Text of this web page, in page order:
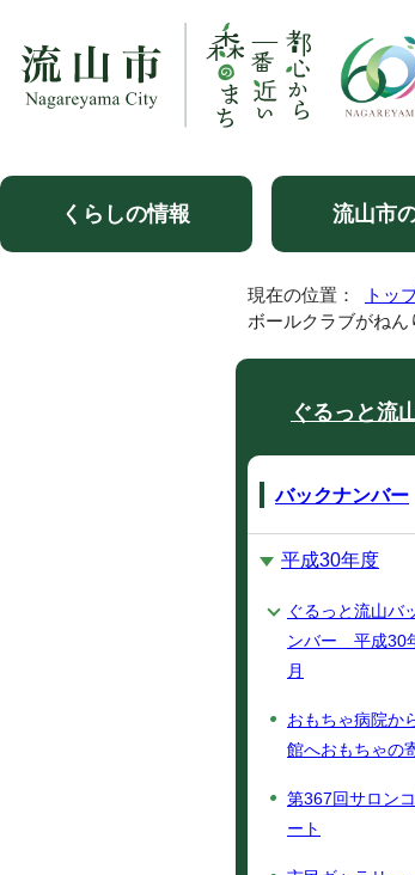
くらしの情報 流山市
現在の位置： トッ
ボールクラブがね
ぐるっと流
バックナンバー
平成30年度
ぐるっと流山バ
ンバー 平成30
月
おもちゃ病院か
館へおもちゃの
第367回サロン
ート